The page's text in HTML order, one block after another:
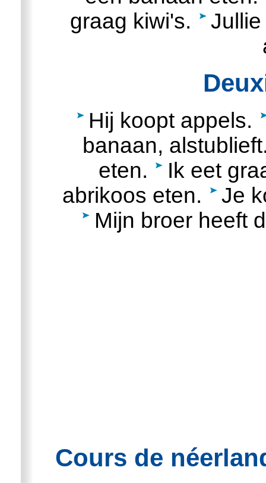
graag kiwi's.
Hij koopt appels.
banaan,
eten.
Ik eet
abrikoos eten.
Je
Mijn broer heeft
Cours de